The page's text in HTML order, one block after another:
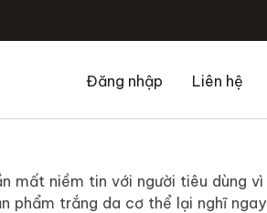
Đăng nhập Liên hệ
mất niềm tin với người tiêu dùng vì
phẩm trắng da cơ thể lại nghĩ ngay